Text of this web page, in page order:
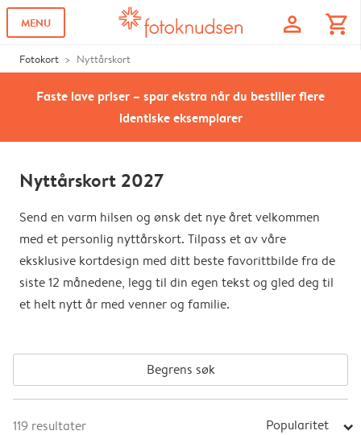
MENU profile shopping_cart
Fotokort Nyttårskort
Faste lave priser – spar ekstra når du bestiller flere
identiske eksemplarer
Nyttårskort 2027
Send en varm hilsen og ønsk det nye året velkommen
med et personlig nyttårskort. Tilpass et av våre
eksklusive kortdesign med ditt beste favorittbilde fra de
siste 12 månedene, legg til din egen tekst og gled deg til
et helt nytt år med venner og familie.
Begrens søk
119 resultater Popularitet arrow_right